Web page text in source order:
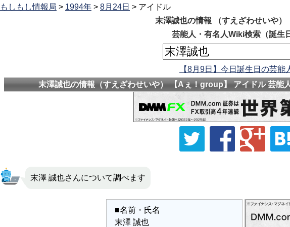
もしもし情報局 > 1994年 > 8月24日 > アイドル
末澤誠也の情報 （すえざわせいや）
芸能人・有名人Wiki検索（誕生
【8月9日】今日誕生日の芸能
末澤誠也の情報（すえざわせいや） 【Aぇ！group】 アイドル 芸能
末澤 誠也さんについて調べます
■名前・氏名
末澤 誠也